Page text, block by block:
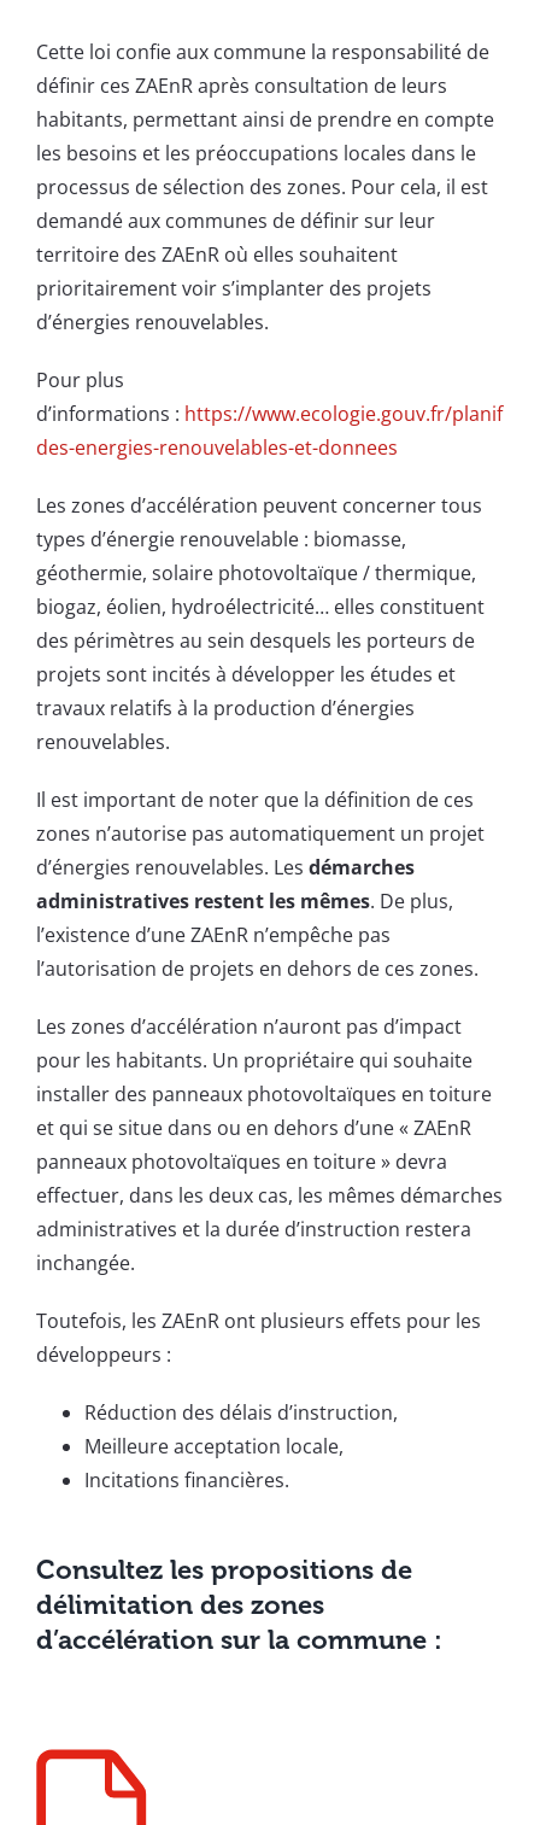
Cette loi confie aux commune la responsabilité de
définir ces ZAEnR après consultation de leurs
habitants, permettant ainsi de prendre en compte
les besoins et les préoccupations locales dans le
processus de sélection des zones. Pour cela, il est
demandé aux communes de définir sur leur
territoire des ZAEnR où elles souhaitent
prioritairement voir s’implanter des projets
d’énergies renouvelables.
Pour plus
d’informations : https://www.ecologie.gouv.fr/
des-energies-renouvelables-et-donnees
Les zones d’accélération peuvent concerner tous
types d’énergie renouvelable : biomasse,
géothermie, solaire photovoltaïque / thermique,
biogaz, éolien, hydroélectricité… elles constituent
des périmètres au sein desquels les porteurs de
projets sont incités à développer les études et
travaux relatifs à la production d’énergies
renouvelables.
Il est important de noter que la définition de ces
zones n’autorise pas automatiquement un projet
d’énergies renouvelables. Les démarches
administratives restent les mêmes. De plus,
l’existence d’une ZAEnR n’empêche pas
l’autorisation de projets en dehors de ces zones.
Les zones d’accélération n’auront pas d’impact
pour les habitants. Un propriétaire qui souhaite
installer des panneaux photovoltaïques en toiture
et qui se situe dans ou en dehors d’une « ZAEnR
panneaux photovoltaïques en toiture » devra
effectuer, dans les deux cas, les mêmes démarches
administratives et la durée d’instruction restera
inchangée.
Toutefois, les ZAEnR ont plusieurs effets pour les
développeurs :
Réduction des délais d’instruction,
Meilleure acceptation locale,
Incitations financières.
Consultez les propositions de
délimitation des zones
d’accélération sur la commune :